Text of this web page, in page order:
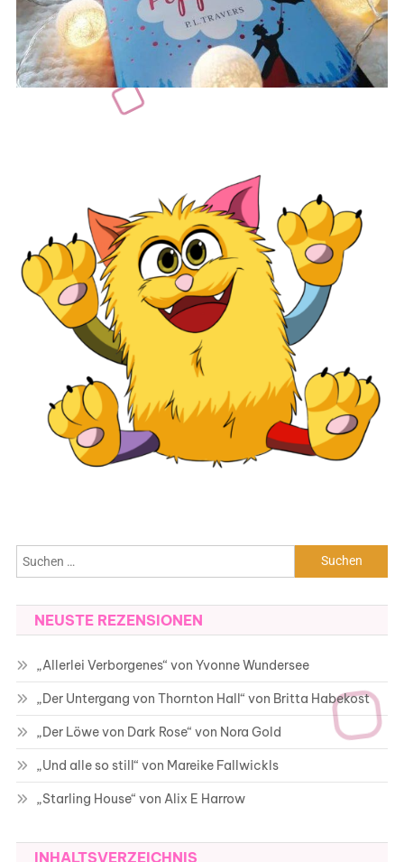
Suchen
nach:
NEUSTE REZENSIONEN
„Allerlei Verborgenes“ von Yvonne Wundersee
„Der Untergang von Thornton Hall“ von Britta Habekost
„Der Löwe von Dark Rose“ von Nora Gold
„Und alle so still“ von Mareike Fallwickls
„Starling House“ von Alix E Harrow
INHALTSVERZEICHNIS